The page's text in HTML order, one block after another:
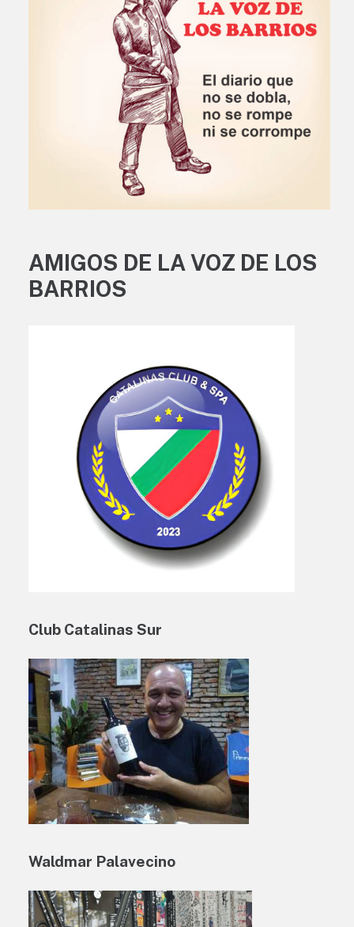
AMIGOS DE LA VOZ DE LOS
BARRIOS
Club Catalinas Sur
Waldmar Palavecino